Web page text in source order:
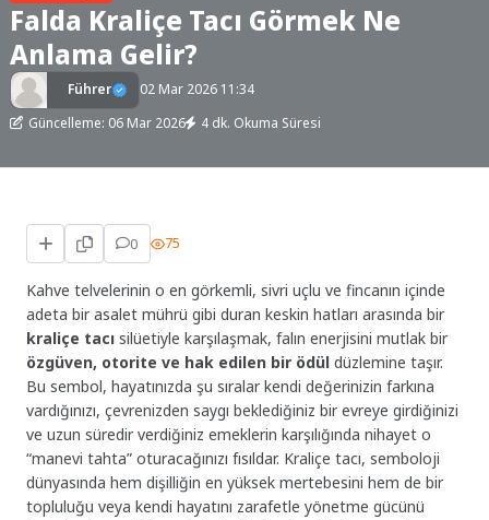
Falda Kraliçe Tacı Görmek Ne
Anlama Gelir?
Führer
02 Mar 2026 11:34
Güncelleme: 06 Mar 2026
4 dk. Okuma Süresi
0 75
Kahve telvelerinin o en görkemli, sivri uçlu ve fincanın içinde
adeta bir asalet mührü gibi duran keskin hatları arasında bir
kraliçe tacı silüetiyle karşılaşmak, falın enerjisini mutlak bir
özgüven, otorite ve hak edilen bir ödül düzlemine taşır.
Bu sembol, hayatınızda şu sıralar kendi değerinizin farkına
vardığınızı, çevrenizden saygı beklediğiniz bir evreye girdiğinizi
ve uzun süredir verdiğiniz emeklerin karşılığında nihayet o
“manevi tahta” oturacağınızı fısıldar. Kraliçe tacı, semboloji
dünyasında hem dişilliğin en yüksek mertebesini hem de bir
topluluğu veya kendi hayatını zarafetle yönetme gücünü